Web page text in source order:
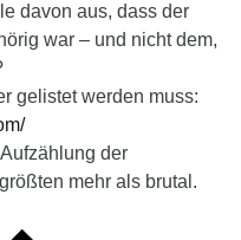
davon aus, dass der
war – und nicht dem,
gelistet werden muss:
der
mehr als brutal.